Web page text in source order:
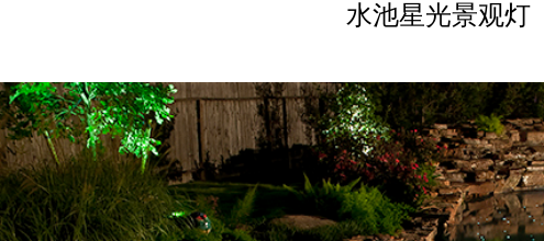
水池星光景观灯